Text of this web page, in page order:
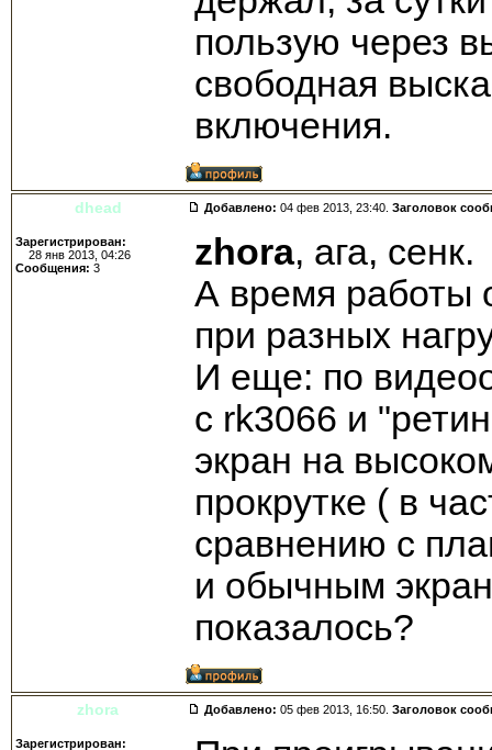
пользую через
свободная
включения.
dhead Добавлено: 04 фев 2013, 23:40. Заголовок
Зарегистрирован:
28 янв 2013, 04:26
Сообщения: 3 zhora, ага, сенк.
А время работы
при разных
И еще: по
с rk3066 и
экран на
прокрутке ( в
сравнению с
и обычным
показалось?
zhora Добавлено: 05 фев 2013, 16:50. Заголовок
Зарегистрирован: